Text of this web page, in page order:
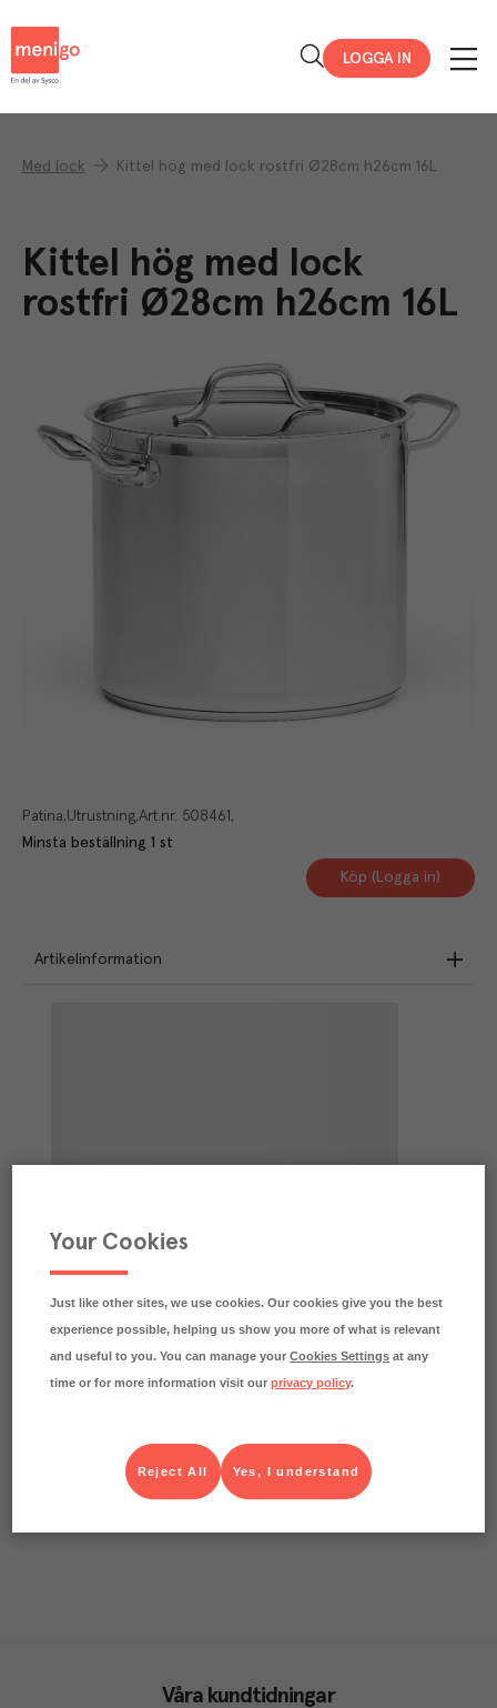
LOGGA IN
Med lock Kittel hög med lock rostfri Ø28cm h26cm 16L
Kittel hög med lock
rostfri Ø28cm h26cm 16L
Patina Utrustning Art.nr. 508461
Minsta beställning 1 st
Köp (Logga in)
Artikelinformation
Våra kundtidningar
Your Cookies
Just like other sites, we use cookies. Our cookies give you the best
experience possible, helping us show you more of what is relevant
and useful to you. You can manage yourCookies Settings at any
time or for more information visit ourprivacy policy.
Yes, I understand
Reject All